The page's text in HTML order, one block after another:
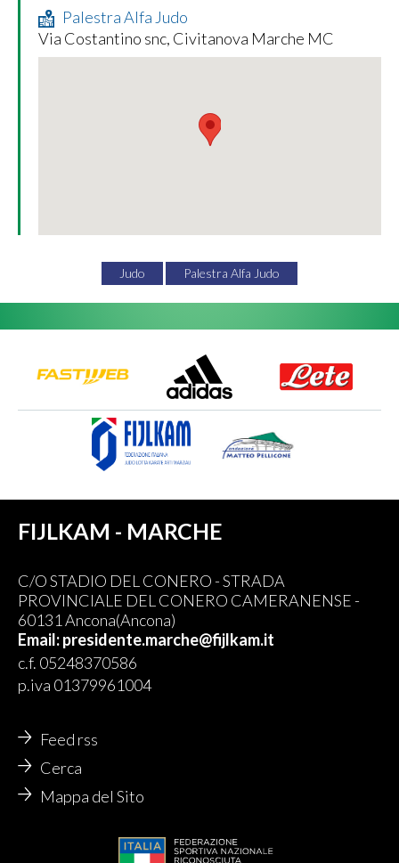
Palestra Alfa Judo
Via Costantino snc, Civitanova Marche MC
Judo Palestra Alfa Judo
FIJLKAM - MARCHE
C/O STADIO DEL CONERO - STRADA
PROVINCIALE DEL CONERO CAMERANENSE -
60131 Ancona(Ancona)
Email: presidente.marche@fijlkam.it
c.f. 05248370586
p.iva 01379961004
Feed rss
Cerca
Mappa del Sito